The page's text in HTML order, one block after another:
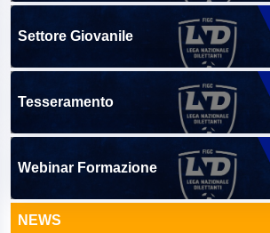
Settore Giovanile
Tesseramento
Webinar Formazione
NEWS